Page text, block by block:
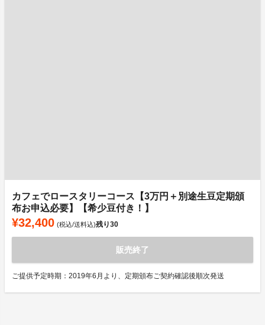
カフェでロースタリーコース【3万円＋別途生豆定期頒
布お申込必要】【希少豆付き！】
¥32,400 (税込/送料込)残り30
販売終了
ご提供予定時期：2019年6月より、定期頒布ご契約確認後順次発送